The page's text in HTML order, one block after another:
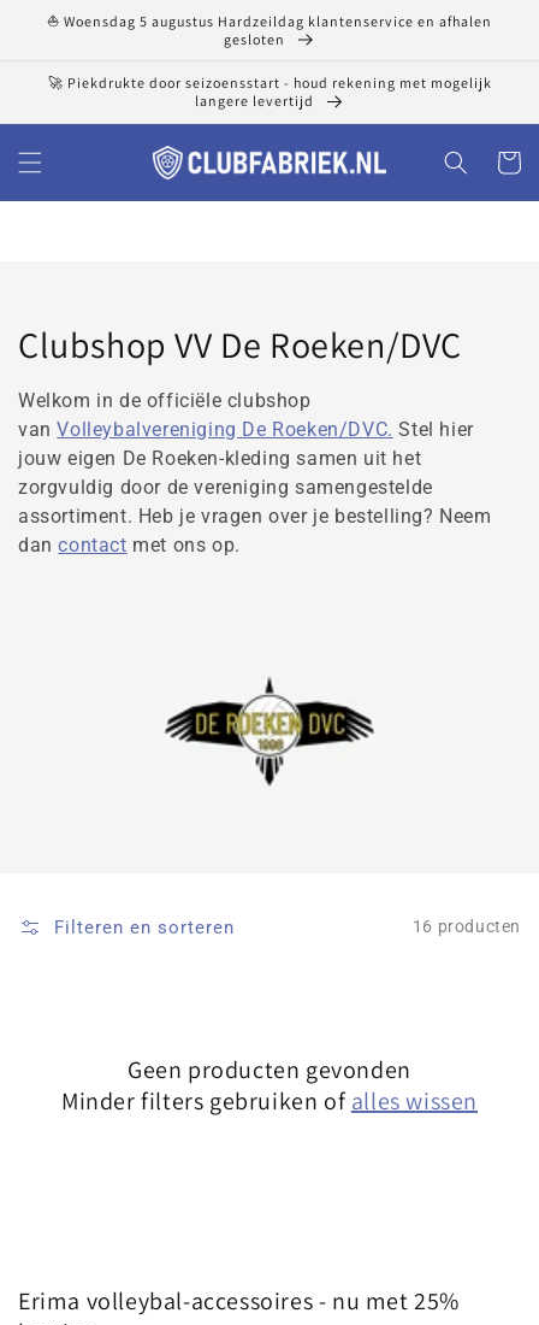
naar de
⛵ Woensdag 5 augustus Hardzeildag klantenservice en afhalen
gesloten
🚀 Piekdrukte door seizoensstart - houd rekening met mogelijk
langere levertijd
Collectie:
Clubshop VV De Roeken/DVC
Welkom in de officiële clubshop
vanVolleybalvereniging De Roeken/DVC. Stel hier
jouw eigen De Roeken-kleding samen uit het
zorgvuldig door de vereniging samengestelde
assortiment. Heb je vragen over je bestelling? Neem
dancontact met ons op.
Filteren en sorteren 16 producten
Geen producten gevonden
Minder filters gebruiken of alles wissen
Erima volleybal-accessoires - nu met 25%